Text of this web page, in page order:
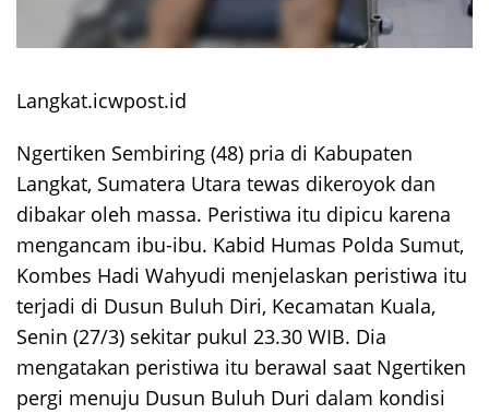
Langkat.icwpost.id
Ngertiken Sembiring (48) pria di Kabupaten
Langkat, Sumatera Utara tewas dikeroyok dan
dibakar oleh massa. Peristiwa itu dipicu karena
mengancam ibu-ibu. Kabid Humas Polda Sumut,
Kombes Hadi Wahyudi menjelaskan peristiwa itu
terjadi di Dusun Buluh Diri, Kecamatan Kuala,
Senin (27/3) sekitar pukul 23.30 WIB. Dia
mengatakan peristiwa itu berawal saat Ngertiken
pergi menuju Dusun Buluh Duri dalam kondisi